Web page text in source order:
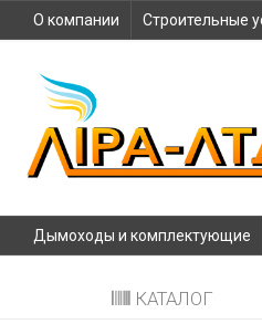
О компании Строительные
Дымоходы и комплектующие
КАТАЛОГ